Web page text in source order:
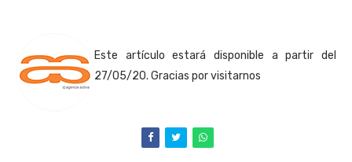
Este artículo estará disponible a partir del
27/05/20. Gracias por visitarnos